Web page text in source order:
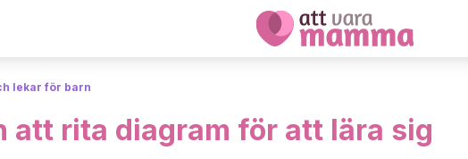
lekar för barn
att rita diagram för att lära sig